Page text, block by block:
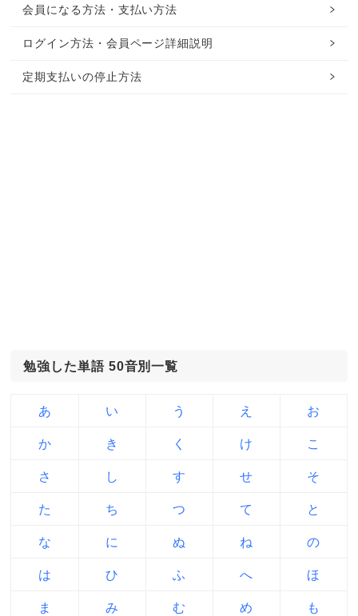
会員になる方法・支払い方法
ログイン方法・会員ページ詳細説明
定期支払いの停止方法
勉強した単語 50音別一覧
あ い う え お
か き く け こ
さ し す せ そ
た ち つ て と
な に ぬ ね の
は ひ ふ へ ほ
ま み む め も